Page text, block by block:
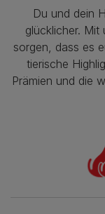
Du und dein
glücklicher.
sorgen, dass es
tierische
Prämien und die